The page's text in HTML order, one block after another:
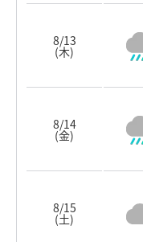
8/13
(木)
8/14
(金)
8/15
(土)